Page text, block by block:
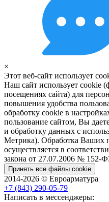
×
Этот веб-сайт использует
Наш сайт использует
посещениях сайта) для
повышения удобства
обработку cookie в
пользование сайтом, Вы
и обработку данных с
Метрика). Обработка Ваших
осуществляется в
закона от 27.07.2006 №
Принять все файлы cookie
2014-2026 © Евроарматура
+7 (843) 290-05-79
Написать в мессенджеры: